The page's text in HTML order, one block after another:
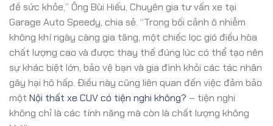
đề sức khỏe,” Ông Bùi Hiếu, Chuyên gia tư vấn xe tại
Garage Auto Speedy, chia sẻ. “Trong bối cảnh ô nhiễm
không khí ngày càng gia tăng, một chiếc lọc gió điều hòa
chất lượng cao và được thay thế đúng lúc có thể tạo nên
sự khác biệt lớn, bảo vệ bạn và gia đình khỏi các tác nhân
gây hại hô hấp. Điều này cũng liên quan đến việc đảm bảo
một Nội thất xe CUV có tiện nghi không? – tiện nghi
không chỉ là các tính năng mà còn là chất lượng không